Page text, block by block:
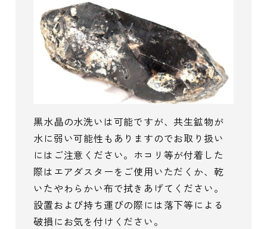
黒水晶の水洗いは可能ですが、共生鉱物が
水に弱い可能性もありますのでお取り扱い
にはご注意ください。ホコリ等が付着した
際はエアダスターをご使用いただくか、乾
いたやわらかい布で拭きあげてください。
設置および持ち運びの際には落下等による
破損にお気を付けください。